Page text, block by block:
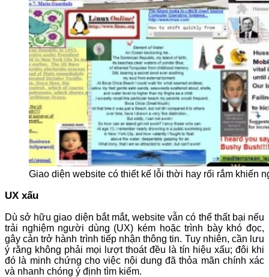
Giao diện website có thiết kế lỗi thời hay rối rắm khiến
UX xấu
Dù sở hữu giao diện bắt mắt, website vẫn có thể thất bại nếu
trải nghiệm người dùng (UX) kém hoặc trình bày khó đọc,
gây cản trở hành trình tiếp nhận thông tin. Tuy nhiên, cần lưu
ý rằng không phải mọi lượt thoát đều là tín hiệu xấu; đôi khi
đó là minh chứng cho việc nội dung đã thỏa mãn chính xác
và nhanh chóng ý định tìm kiếm.